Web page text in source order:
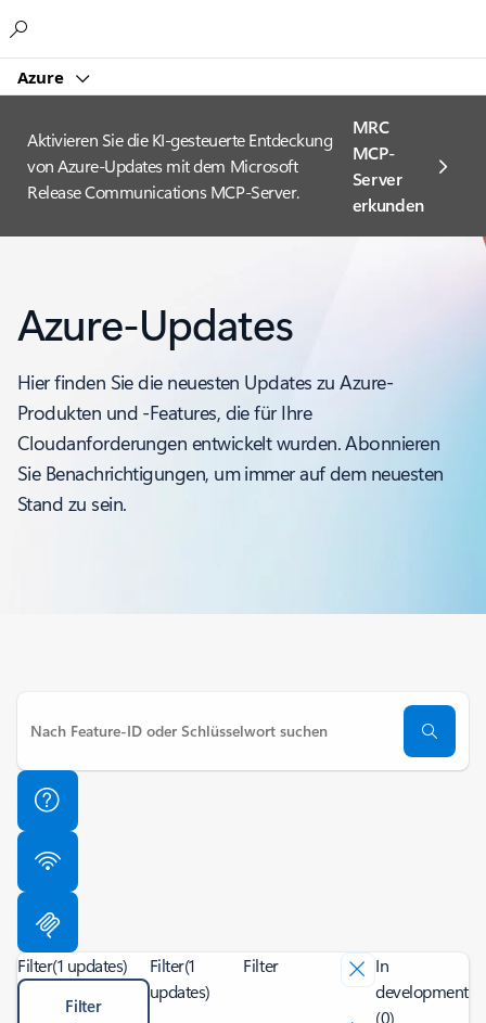
Azure
Aktivieren Sie die KI-gesteuerte Entdeckung
von Azure-Updates mit dem Microsoft
Release Communications MCP-Server.
MRC
MCP-
Server
erkunden
Azure-Updates
Hier finden Sie die neuesten Updates zu Azure-
Produkten und -Features, die für Ihre
Cloudanforderungen entwickelt wurden. Abonnieren
Sie Benachrichtigungen, um immer auf dem neuesten
Stand zu sein.
Filter(1 updates)
Filter
Filter(1
updates)
Filter
In
development
(0)